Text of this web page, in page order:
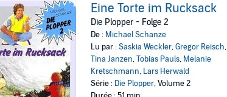
Eine Torte im Rucksack
Die Plopper - Folge 2
De : Michael Schanze
Lu par :Saskia Weckler,Gregor Reisch,
Tina Janzen,Tobias Pauls, Melanie
Kretschmann, Lars Herwald
Série : Die Plopper, Volume 2